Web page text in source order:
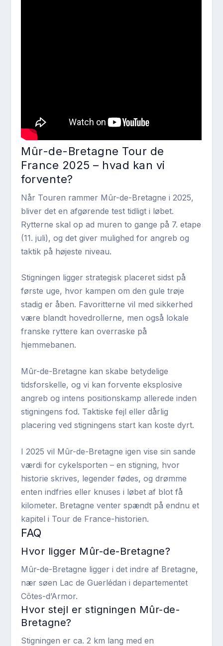
Mûr-de-Bretagne Tour de
France 2025 – hvad kan vi
forvente?
Når Touren rammer Mûr-de-Bretagne i 2025,
bliver det en afgørende test tidligt i løbet.
Rytterne skal op ad muren to gange på 7. etape
(11. juli), og det giver mulighed for angreb og
taktik på højeste niveau.
Stigningen ligger strategisk placeret sidst på
første uge, hvor kampen om den gule trøje
stadig er åben. Favoritterne vil med sikkerhed
være blandt hovedrollerne, men også lokale
franske ryttere kan overraske på
hjemmebanen.
Mûr-de-Bretagne kan skabe betydelige
tidsforskelle, og vi kan forvente eksplosive
angreb og intens positionskamp allerede inden
stigningens fod. Taktiske fejl eller dårlig
placering ved stigningens start kan koste dyrt.
I 2025 vil Mûr-de-Bretagne igen vise sin sande
værdi for cykelsporten – en stigning, hvor
historie skrives, legender fødes, og drømme
enten indfries eller knuses i løbet af blot få
kilometer. Bretagne venter spændt på endnu et
kapitel i Tour de France-historien.
FAQ
Hvor ligger Mûr-de-Bretagne?
Mûr-de-Bretagne ligger i det indre af Bretagne,
nær søen Lac de Guerlédan i departementet
Côtes-d’Armor.
Hvor stejl er stigningen Mûr-de-
Bretagne?
Stigningen er ca. 2 km lang med en